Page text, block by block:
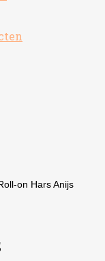
on Hars Anijs